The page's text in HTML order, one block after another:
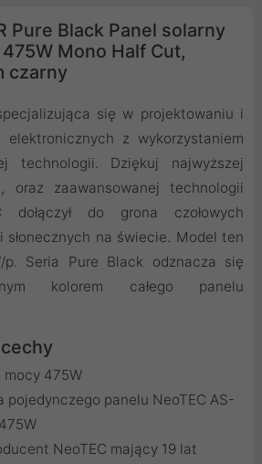
Pure Black Panel solarny
Mono Half Cut,
czarny
się w projektowaniu i
elektronicznych z wykorzystaniem
technologii. Dziękuj najwyższej
oraz zaawansowanej technologii
dołączył do grona czołowych
słonecznych na świecie. Model ten
p. Seria Pure Black odznacza się
kolorem całego panelu
mocy 475W
pojedynczego panelu NeoTEC AS-
NeoTEC mający 19 lat